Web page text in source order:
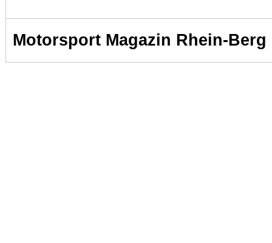
Motorsport Magazin Rhein-Berg